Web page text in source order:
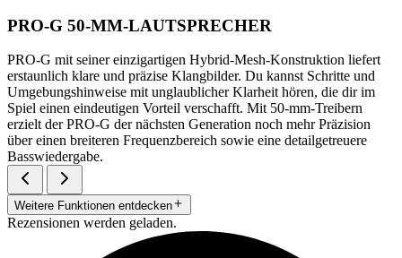
PRO-G 50-MM-LAUTSPRECHER
PRO-G mit seiner einzigartigen Hybrid-Mesh-Konstruktion liefert
erstaunlich klare und präzise Klangbilder. Du kannst Schritte und
Umgebungshinweise mit unglaublicher Klarheit hören, die dir im
Spiel einen eindeutigen Vorteil verschafft. Mit 50-mm-Treibern
erzielt der PRO-G der nächsten Generation noch mehr Präzision
über einen breiteren Frequenzbereich sowie eine detailgetreuere
Basswiedergabe.
Weitere Funktionen entdecken
Rezensionen werden geladen.